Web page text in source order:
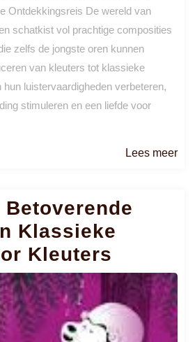
Ontdekkingsreis De wereld van
schatkist vol prachtige composities
zelfs de jongste oren kunnen
van kleuters tot klassieke
luistervaardigheden verbeteren,
stimuleren en een liefde voor
Lees meer
Betoverende
Klassieke
Kleuters